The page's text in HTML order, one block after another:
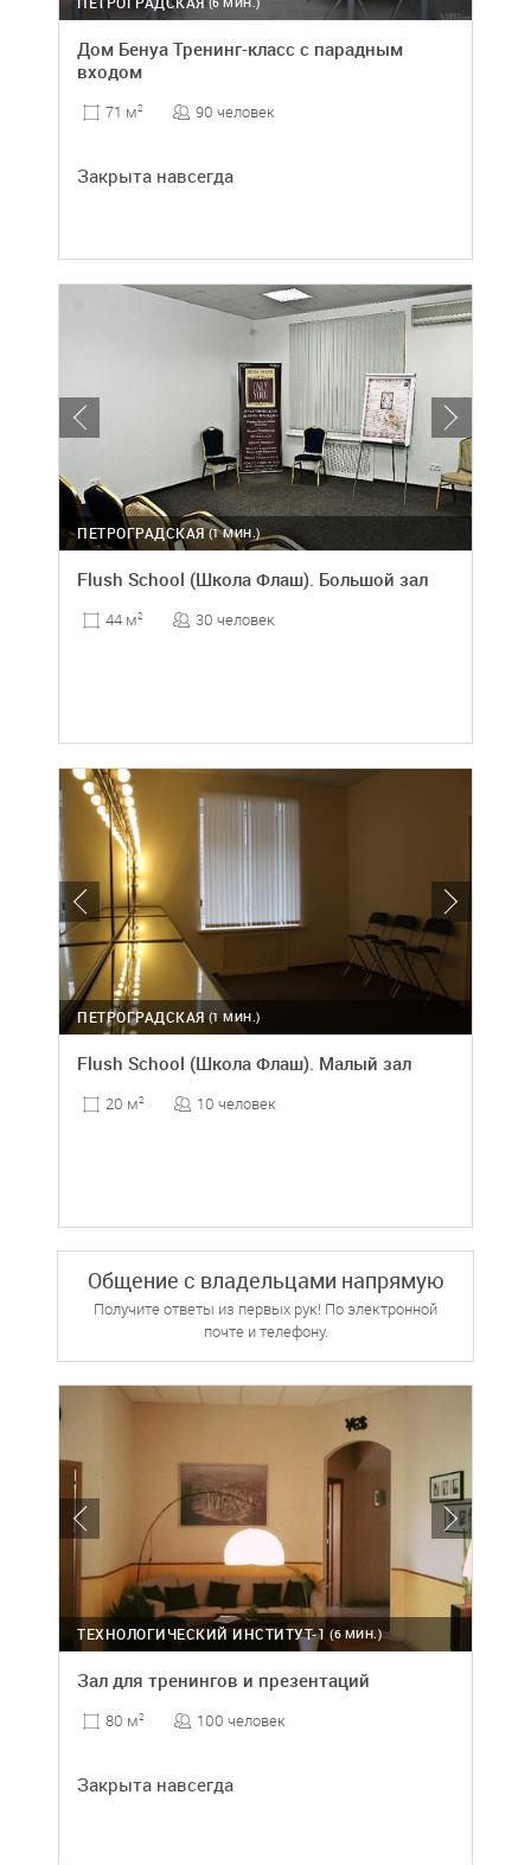
Дом Бенуа Тренинг-класс с парадным
входом
71 м2 90 человек
Закрыта навсегда
(1 МИН.)
ПЕТРОГРАДСКАЯ
Flush School (Школа Флаш). Большой зал
44 м2 30 человек
(1 МИН.)
ПЕТРОГРАДСКАЯ
Flush School (Школа Флаш). Малый зал
20 м2 10 человек
Общение с владельцами напрямую
Получите ответы из первых рук! По электронной
почте и телефону.
(6 МИН.)
ТЕХНОЛОГИЧЕСКИЙ ИНСТИТУТ-1
Зал для тренингов и презентаций
80 м2 100 человек
Закрыта навсегда